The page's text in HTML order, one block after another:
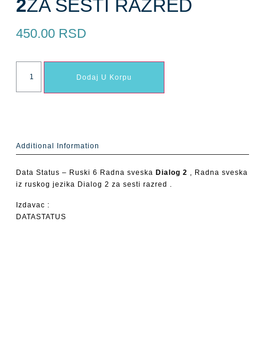
2ZA ŠESTI RAZRED
450.00 RSD
Dodaj U Korpu
Additional Information
Data Status – Ruski 6 Radna sveska Dialog 2 , Radna sveska
iz ruskog jezika Dialog 2 za sesti razred .
Izdavac :
DATASTATUS